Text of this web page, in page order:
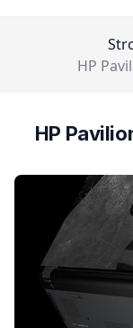
HP
HP